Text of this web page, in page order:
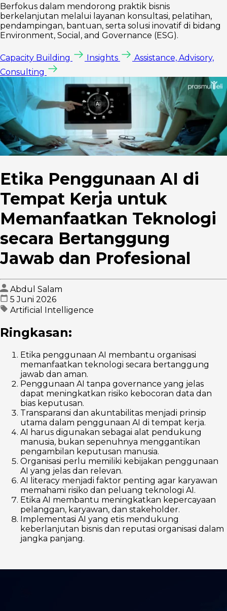
Berfokus dalam mendorong praktik bisnis
berkelanjutan melalui layanan konsultasi, pelatihan,
pendampingan, bantuan, serta solusi inovatif di bidang
Environment, Social, and Governance (ESG).
Capacity Building Insights
Assistance, Advisory,
Consulting
Etika Penggunaan AI di
Tempat Kerja untuk
Memanfaatkan Teknologi
secara Bertanggung
Jawab dan Profesional
Abdul Salam
5 Juni 2026
Artificial Intelligence
Ringkasan:
Etika penggunaan AI membantu organisasi
memanfaatkan teknologi secara bertanggung
jawab dan aman.
Penggunaan AI tanpa governance yang jelas
dapat meningkatkan risiko kebocoran data dan
bias keputusan.
Transparansi dan akuntabilitas menjadi prinsip
utama dalam penggunaan AI di tempat kerja.
AI harus digunakan sebagai alat pendukung
manusia, bukan sepenuhnya menggantikan
pengambilan keputusan manusia.
Organisasi perlu memiliki kebijakan penggunaan
AI yang jelas dan relevan.
AI literacy menjadi faktor penting agar karyawan
memahami risiko dan peluang teknologi AI.
Etika AI membantu meningkatkan kepercayaan
pelanggan, karyawan, dan stakeholder.
Implementasi AI yang etis mendukung
keberlanjutan bisnis dan reputasi organisasi dalam
jangka panjang.